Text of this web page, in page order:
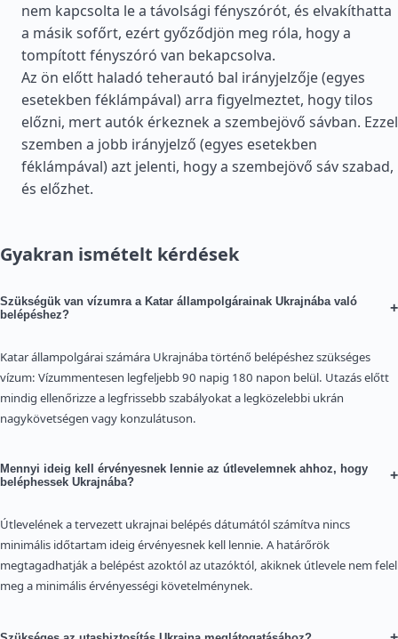
nem kapcsolta le a távolsági fényszórót, és elvakíthatta
a másik sofőrt, ezért győződjön meg róla, hogy a
tompított fényszóró van bekapcsolva.
Az ön előtt haladó teherautó bal irányjelzője (egyes
esetekben féklámpával) arra figyelmeztet, hogy tilos
előzni, mert autók érkeznek a szembejövő sávban. Ezzel
szemben a jobb irányjelző (egyes esetekben
féklámpával) azt jelenti, hogy a szembejövő sáv szabad,
és előzhet.
Gyakran ismételt kérdések
Szükségük van vízumra a Katar állampolgárainak Ukrajnába való
belépéshez?
+
Katar állampolgárai számára Ukrajnába történő belépéshez szükséges
vízum: Vízummentesen legfeljebb 90 napig 180 napon belül. Utazás előtt
mindig ellenőrizze a legfrissebb szabályokat a legközelebbi ukrán
nagykövetségen vagy konzulátuson.
Mennyi ideig kell érvényesnek lennie az útlevelemnek ahhoz, hogy
beléphessek Ukrajnába?
+
Útlevelének a tervezett ukrajnai belépés dátumától számítva nincs
minimális időtartam ideig érvényesnek kell lennie. A határőrök
megtagadhatják a belépést azoktól az utazóktól, akiknek útlevele nem felel
meg a minimális érvényességi követelménynek.